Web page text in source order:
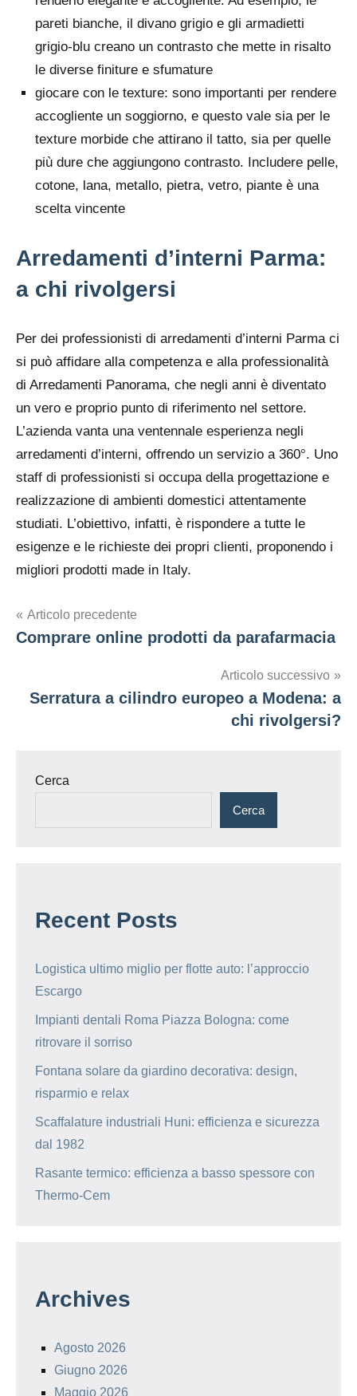
pareti bianche, il divano grigio e gli armadietti
grigio-blu creano un contrasto che mette in risalto
le diverse finiture e sfumature
giocare con le texture: sono importanti per rendere
accogliente un soggiorno, e questo vale sia per le
texture morbide che attirano il tatto, sia per quelle
più dure che aggiungono contrasto. Includere pelle,
cotone, lana, metallo, pietra, vetro, piante è una
scelta vincente
Arredamenti d’interni Parma:
a chi rivolgersi
Per dei professionisti di arredamenti d’interni Parma ci
si può affidare alla competenza e alla professionalità
di Arredamenti Panorama, che negli anni è diventato
un vero e proprio punto di riferimento nel settore.
L’azienda vanta una ventennale esperienza negli
arredamenti d’interni, offrendo un servizio a 360°. Uno
staff di professionisti si occupa della progettazione e
realizzazione di ambienti domestici attentamente
studiati. L’obiettivo, infatti, è rispondere a tutte le
esigenze e le richieste dei propri clienti, proponendo i
migliori prodotti made in Italy.
Navigazione
articoli
Articolo precedente
Comprare online prodotti da parafarmacia
Articolo successivo
Serratura a cilindro europeo a Modena: a
chi rivolgersi?
Cerca
Cerca
Recent Posts
Logistica ultimo miglio per flotte auto: l’approccio
Escargo
Impianti dentali Roma Piazza Bologna: come
ritrovare il sorriso
Fontana solare da giardino decorativa: design,
risparmio e relax
Scaffalature industriali Huni: efficienza e sicurezza
dal 1982
Rasante termico: efficienza a basso spessore con
Thermo-Cem
Archives
Agosto 2026
Giugno 2026
Maggio 2026